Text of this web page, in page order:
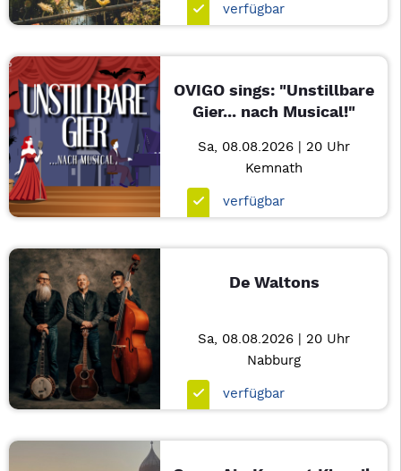
verfügbar
OVIGO sings: "Unstillbare
Gier... nach Musical!"
Sa, 08.08.2026 | 20 Uhr
Kemnath
verfügbar
De Waltons
Sa, 08.08.2026 | 20 Uhr
Nabburg
verfügbar